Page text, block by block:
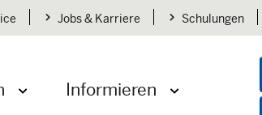
Jobs & Karriere Schulungen
Informieren